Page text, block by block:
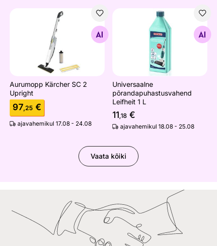
Aurumopp Kärcher SC 2 Upright
Otsi sarnaseid
Aurumopp Kärcher SC 2
Upright
97,25 €
ajavahemikul 17.08 - 24.08
Universaalne
Otsi sarnaseid
Universaalne
põrandapuhastusvahend
Leifheit 1 L
11,18 €
ajavahemikul 18.08 - 25.08
Vaata kõiki